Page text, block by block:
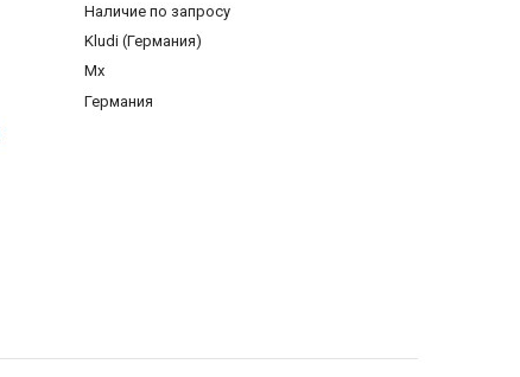
Наличие по запросу
Kludi (Германия)
Mx
Германия